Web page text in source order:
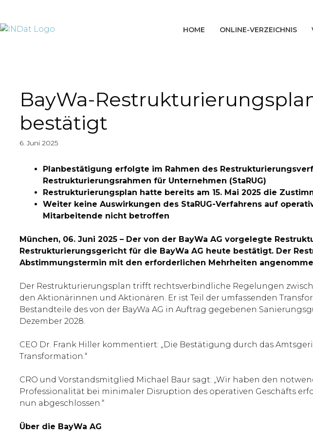
HOME ONLINE-VERZEICHNIS
BayWa-
bestätigt
6. Juni 2025
Planbestätigung erfolgte im Rahmen des
Restrukturierungsrahmen für Unternehmen (StaRUG)
Restrukturierungsplan hatte bereits am 15. Mai 2025 die
Weiter keine Auswirkungen des StaRUG-Verfahrens auf
Mitarbeitende nicht betroffen
München, 06. Juni 2025 – Der von der BayWa AG vorgelegte
Restrukturierungsgericht für die BayWa AG heute bestätigt. Der
Abstimmungstermin mit den erforderlichen Mehrheiten
Der Restrukturierungsplan trifft rechtsverbindliche Regelungen
den Aktionärinnen und Aktionären. Er ist Teil der umfassenden
Bestandteile des von der BayWa AG in Auftrag gegebenen
Dezember 2028.
CEO Dr. Frank Hiller kommentiert: „Die Bestätigung durch das
Transformation.“
CRO und Vorstandsmitglied Michael Baur sagt: „Wir haben den
Professionalität bei minimaler Disruption des operativen Geschäfts
nun abgeschlossen.“
Über die BayWa AG